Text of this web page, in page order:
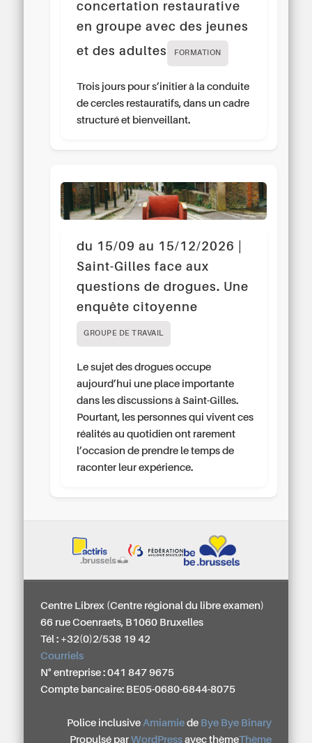
concertation restaurative
en groupe avec des jeunes
et des adultes
FORMATION
Trois jours pour s’initier à la conduite
de cercles restauratifs, dans un cadre
structuré et bienveillant.
du 15/09 au 15/12/2026 |
Saint-Gilles face aux
questions de drogues. Une
enquête citoyenne
GROUPE DE TRAVAIL
Le sujet des drogues occupe
aujourd’hui une place importante
dans les discussions à Saint-Gilles.
Pourtant, les personnes qui vivent ces
réalités au quotidien ont rarement
l’occasion de prendre le temps de
raconter leur expérience.
Centre Librex (Centre régional du libre examen)
66 rue Coenraets, B1060 Bruxelles
Tél : +32(0)2/538 19 42
Courriels
N° entreprise : 041 847 9675
Compte bancaire: BE05-0680-6844-8075
Police inclusive Amiamiede Bye Bye Binary
Propulsé par WordPressavec thèmeThème